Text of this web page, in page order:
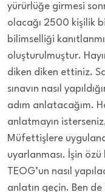
yürürlüğe girmesi
olacağı 2500 kişilik
bilimselliği
oluşturulmuştur.
diken diken ettiniz.
sınavın nasıl
adım anlatacağım.
anlatmayın
Müfettişlere
uyarlanması. İşin
TEOG’un nasıl
anlatın geçin. Ben